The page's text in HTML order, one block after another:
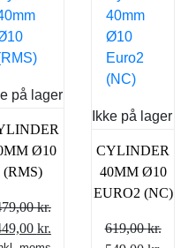
på lager
Ø10
(RMS)
kr.
kr.Den
Ikke på lager
CYLINDER
40MM Ø10
EURO2 (NC)
619,00kr.